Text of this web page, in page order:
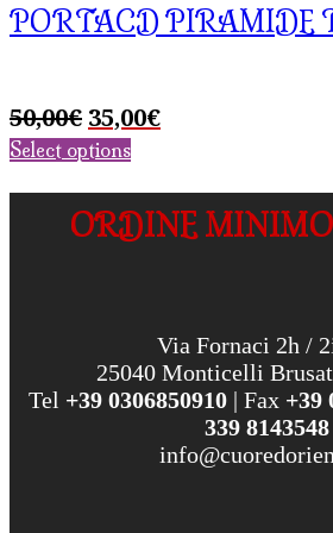
PORTACD PIRAMIDE
50,00€ Il
prezzo
era:
50,00€.
35,00€Il
è:
35,00€.
Select options
ORDINE MINIMO
Via Fornaci 2h /
25040 Monticelli
Tel +39 0306850910 | Fax +39
339 8143548